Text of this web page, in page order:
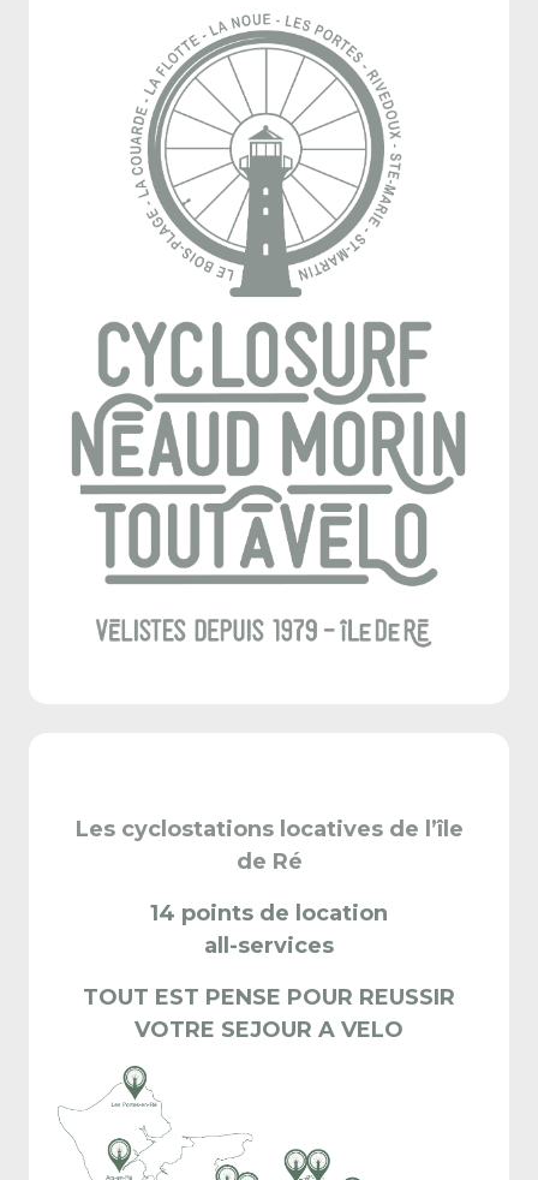
Les cyclostations locatives de l’île
de Ré
14 points de location
all-services
TOUT EST PENSE POUR REUSSIR
VOTRE SEJOUR A VELO